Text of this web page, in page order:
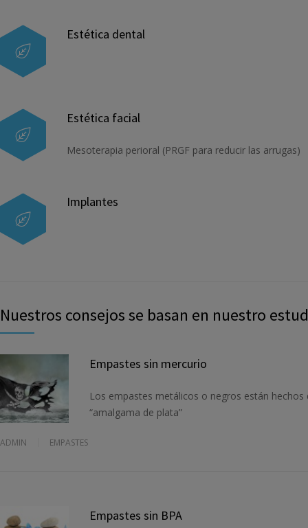
Estética dental
Estética facial
Mesoterapia perioral (PRGF para reducir las arrugas)
Implantes
Nuestros consejos se basan en nuestro
Empastes sin mercurio
Los empastes metálicos o negros están
“amalgama de plata”
ADMIN EMPASTES
Empastes sin BPA